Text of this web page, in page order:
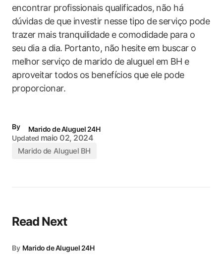
encontrar profissionais qualificados, não há
dúvidas de que investir nesse tipo de serviço pode
trazer mais tranquilidade e comodidade para o
seu dia a dia. Portanto, não hesite em buscar o
melhor serviço de marido de aluguel em BH e
aproveitar todos os benefícios que ele pode
proporcionar.
By
Marido de Aluguel 24H
Updated maio 02, 2024
Marido de Aluguel BH
Read Next
By Marido de Aluguel 24H